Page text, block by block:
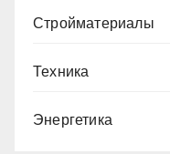
Стройматериалы
Техника
Энергетика